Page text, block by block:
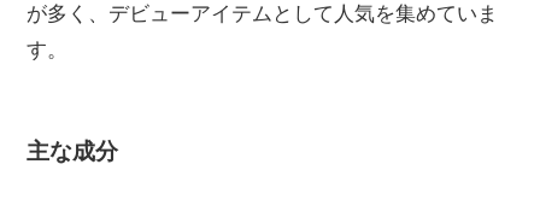
が多く、デビューアイテムとして人気を集めていま
す。
主な成分